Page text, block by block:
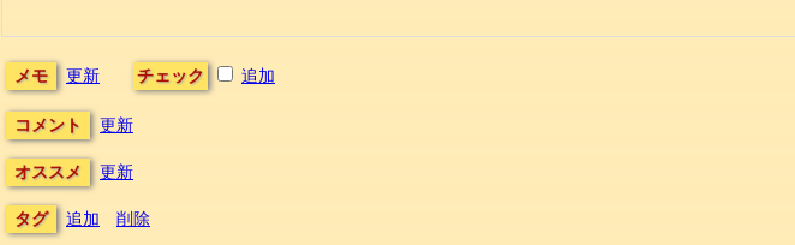
メモ 更新 チェック 追加
コメント 更新
オススメ 更新
タグ 追加 削除